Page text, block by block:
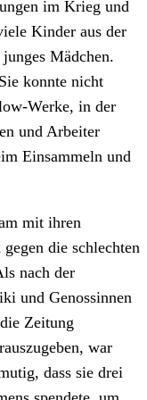
im Krieg und
Kinder aus der
Mädchen.
konnte nicht
Werke, in der
und Arbeiter
Einsammeln und
mit ihren
die schlechten
nach der
und Genossinnen
Zeitung
war
dass sie drei